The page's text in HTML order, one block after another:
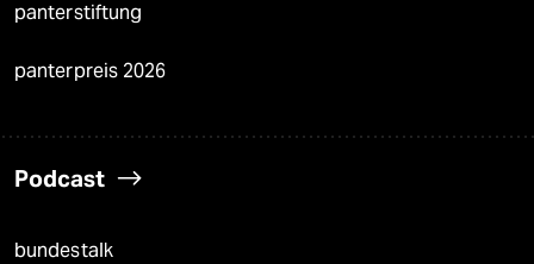
panterstiftung
panterpreis 2026
Podcast
bundestalk